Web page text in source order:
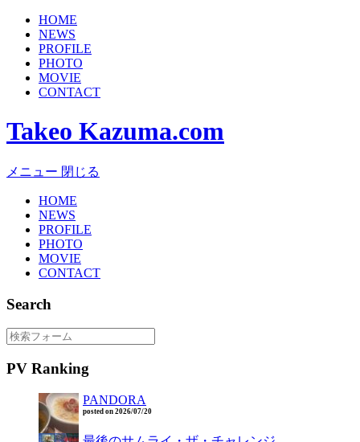
HOME
NEWS
PROFILE
PHOTO
MOVIE
CONTACT
Takeo Kazuma.com
メニュー 閉じる
HOME
NEWS
PROFILE
PHOTO
MOVIE
CONTACT
Search
PV Ranking
PANDORA
posted on 2026/07/20